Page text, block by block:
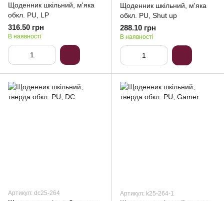
Щоденник шкільний, м'яка
обкл. PU, LP
316.50 грн
В наявності
Щоденник шкільний, м'яка
обкл. PU, Shut up
288.10 грн
В наявності
Артикул: dc25-264 Артикул: k25-264-1